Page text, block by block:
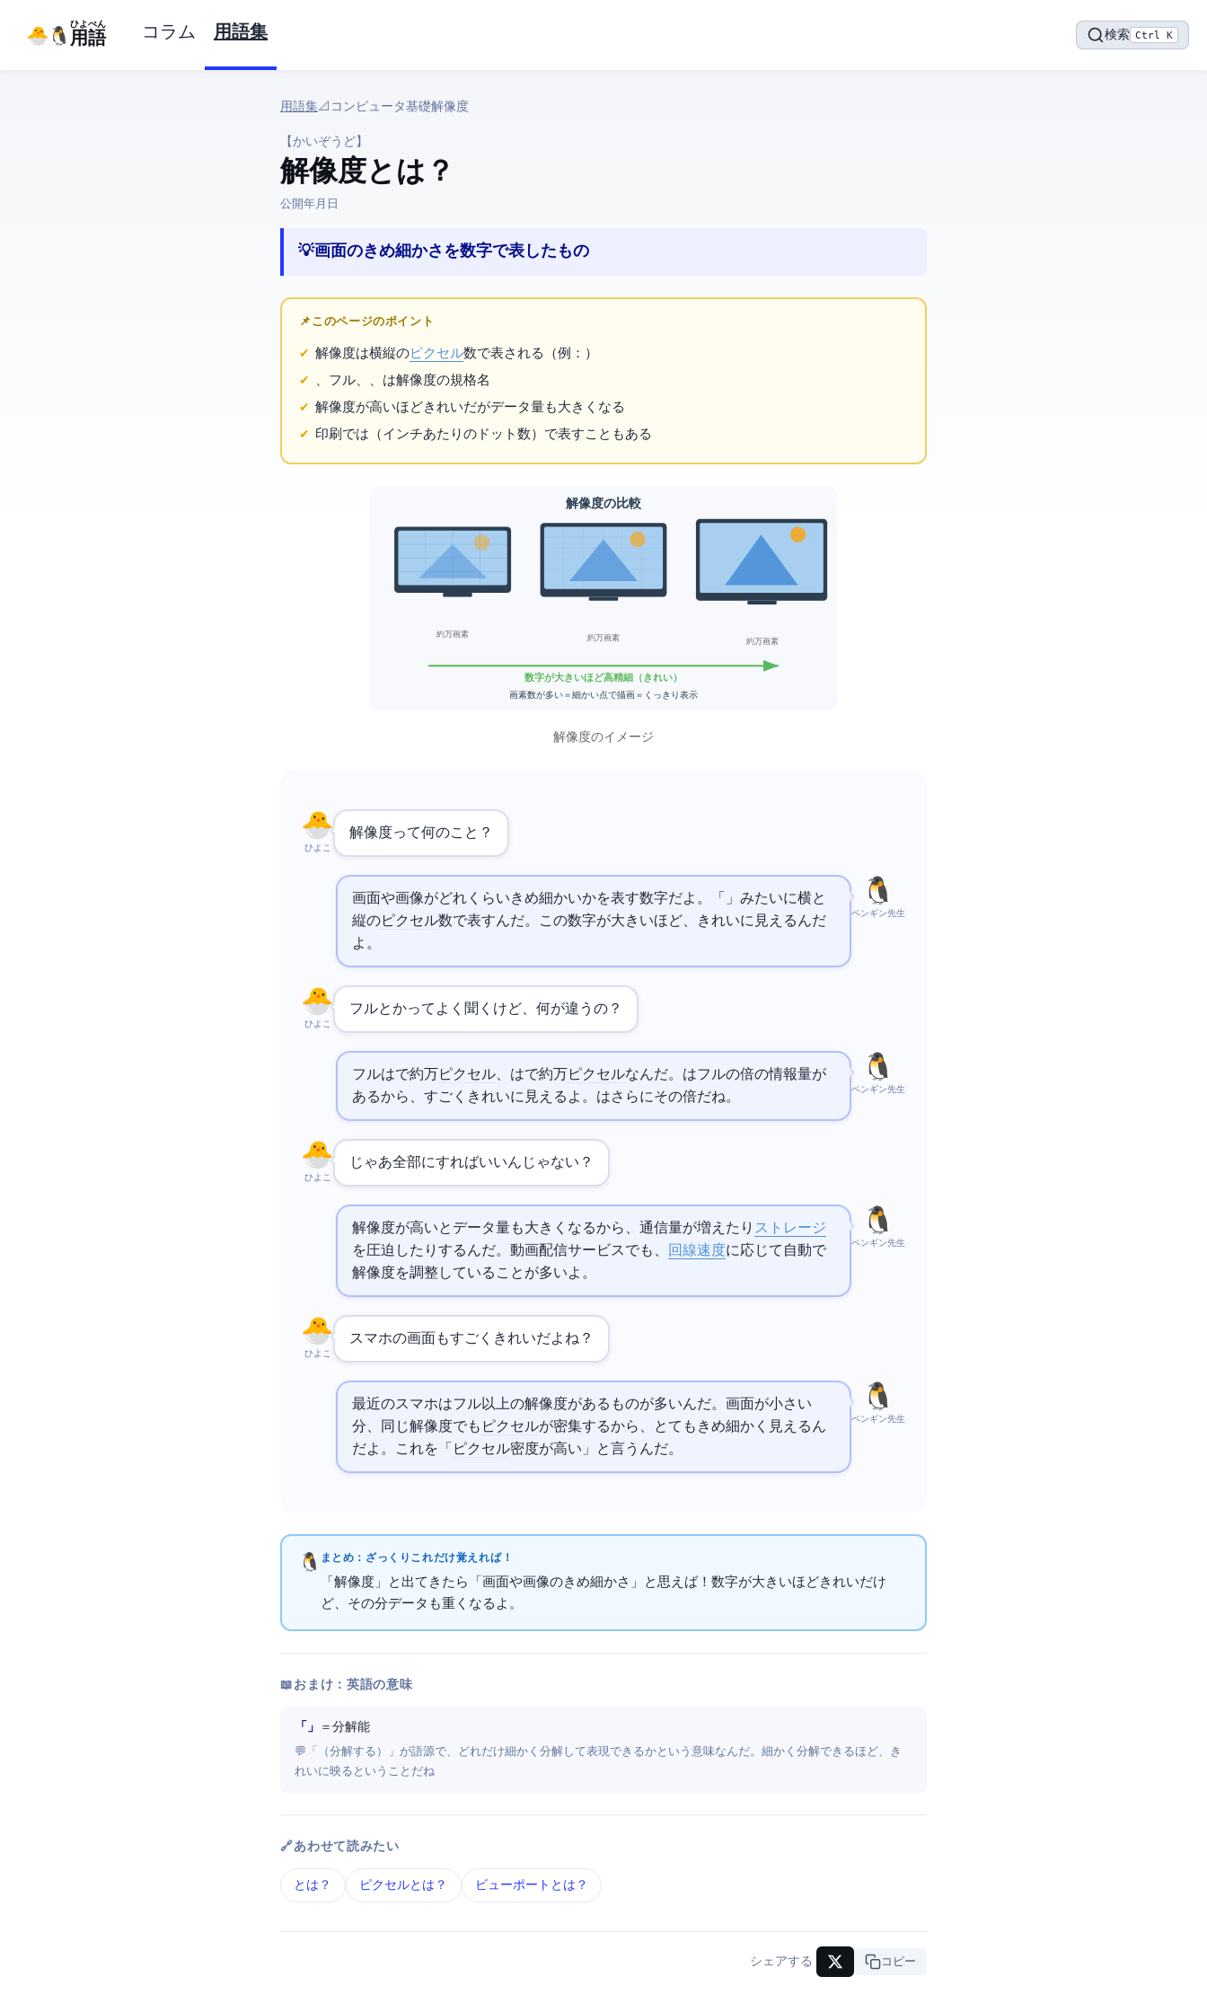
IT用語
ひよぺん コラム 用語集 検索 Ctrl K
用語集› 📐 コンピュータ基礎 › 解像度
【かいぞうど】
解像度 とは？
公開:2026年3月23日
💡 画面のきめ細かさを数字で表したもの
📌 このページのポイント
解像度は横x縦の ピクセル数で表される（例：1920x1080）
HD、フルHD、
、 は解像度の規格名
解像度が高いほどきれいだがデータ量も大きくなる
印刷ではdpi（1インチあたりのドット数）で表すこともある
解像度の比較
約92万画素 約207万画素 約829万画素
数字が大きいほど高精細（きれい）
画素数が多い＝細かい点で描画＝くっきり表示
解像度のイメージ
ひよこ
解像度って何のこと？
ペンギン先生
画面や画像がどれくらいきめ細かいかを表す数字だよ。「1920x1080」みたいに横と
縦のピクセル数で表すんだ。この数字が大きいほど、きれいに見えるんだ
よ。
ひよこ
フルHDとかってよく聞くけど、何が違うの？
ペンギン先生
フルHDは1920x1080で約200万 ピクセル、 は3840x2160で約800万 ピクセルなんだ。 はフルHDの4倍の情報量が
あるから、すごくきれいに見えるよ。 はさらにその4倍だね。
ひよこ
じゃあ全部にすればいいんじゃない？
ペンギン先生
解像度が高いとデータ量も大きくなるから、通信量が増えたり ストレージ
を圧迫したりするんだ。動画配信サービスでも、 回線速度に応じて自動で
解像度を調整していることが多いよ。
ひよこ
スマホの画面もすごくきれいだよね？
ペンギン先生
最近のスマホはフルHD以上の解像度があるものが多いんだ。画面が小さい
分、同じ解像度でも ピクセルが密集するから、とてもきめ細かく見えるん
だよ。これを「 ピクセル密度が高い」と言うんだ。
まとめ：ざっくりこれだけ覚えればOK！
「解像度」と出てきたら「画面や画像のきめ細かさ」と思えばOK！数字が大きいほどきれいだけ
ど、その分データも重くなるよ。
📖 おまけ：英語の意味
「Resolution」 ＝ 分解能
💬 「Resolve（分解する）」が語源で、どれだけ細かく分解して表現できるかという意味なんだ。細かく分解できるほど、き
れいに映るということだね
🔗 あわせて読みたい
GPU とは？ ピクセル とは？ ビューポート とは？
シェアする URLコピー